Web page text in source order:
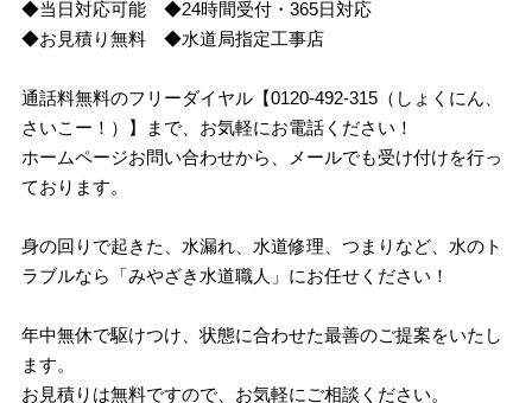
◆当日対応可能 ◆24時間受付・365日対応
◆お見積り無料 ◆水道局指定工事店
通話料無料のフリーダイヤル【0120-492-315（しょくにん、
さいこー！）】まで、お気軽にお電話ください！
ホームページお問い合わせから、メールでも受け付けを行っ
ております。
身の回りで起きた、水漏れ、水道修理、つまりなど、水のト
ラブルなら「みやざき水道職人」にお任せください！
年中無休で駆けつけ、状態に合わせた最善のご提案をいたし
ます。
お見積りは無料ですので、お気軽にご相談ください。